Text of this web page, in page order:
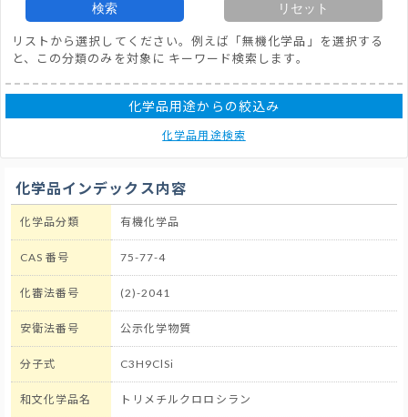
検索 リセット
リストから選択してください。例えば「無機化学品」を選択する
と、この分類のみを対象に キーワード検索します。
化学品用途からの絞込み
化学品用途検索
化学品インデックス内容
化学品分類 有機化学品
CAS 番号 75-77-4
化審法番号 (2)-2041
安衛法番号 公示化学物質
分子式 C3H9ClSi
和文化学品名 トリメチルクロロシラン